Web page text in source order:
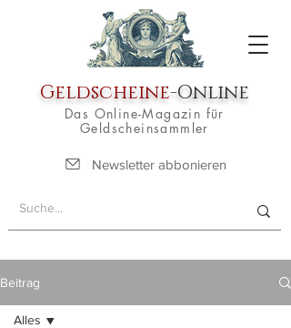
Geldscheine-Online
Das Online-Magazin für
Geldscheinsammler
Newsletter abbonieren
Beitrag
Alles